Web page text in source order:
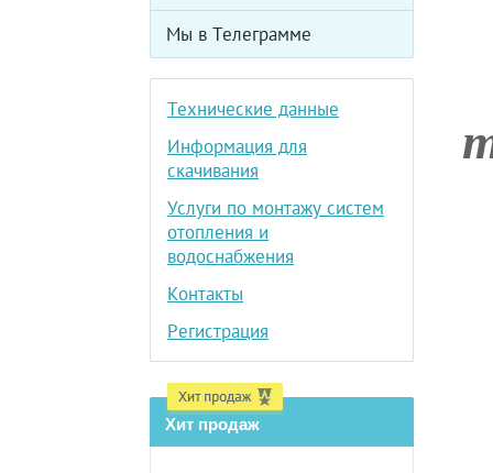
Мы в Телеграмме
Технические данные
Информация для
скачивания
Услуги по монтажу систем
отопления и
водоснабжения
Контакты
Регистрация
Хит продаж